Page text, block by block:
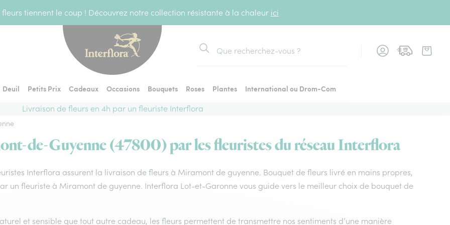
fleurs tiennent le coup ! Découvrez notre collection résistante à la chaleur ici
Rechercher
Deuil Petits Prix Cadeaux Occasions Bouquets Roses Plantes
International ou Drom-Com
Livraison de fleurs en 4h par un fleuriste Interflora
de-Guyenne (47800) par les fleuristes du réseau Interflora
Interflora assurent la livraison de fleurs à Miramont de guyenne. Bouquet de fleurs livré en mains propres,
un fleuriste à Miramont de guyenne. Interflora Lot-et-Garonne vous guide vers le meilleur choix de bouquet de
et sensible que tout autre cadeau, les fleurs permettent de transmettre nos sentiments d’une manière